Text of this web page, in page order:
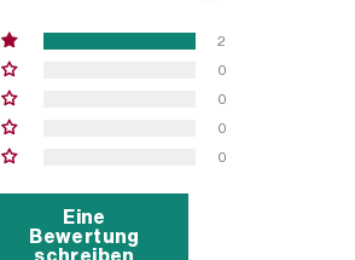
2
0
0
0
0
Eine
Bewertung
schreiben